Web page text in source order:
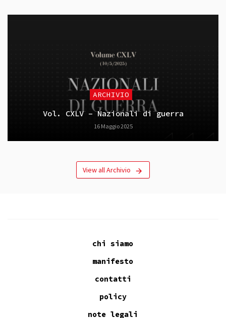
ARCHIVIO
Vol. CXLV – Nazionali di guerra
16 Maggio 2025
View all Archivio
chi siamo
manifesto
contatti
policy
note legali